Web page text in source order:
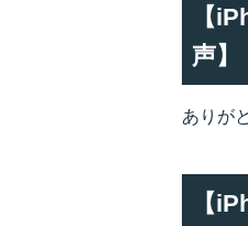
【
声】
ありが
【